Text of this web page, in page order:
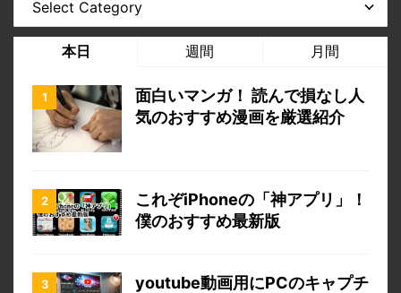
本日 週間 月間
面白いマンガ！ 読んで損なし人
気のおすすめ漫画を厳選紹介
これぞiPhoneの「神アプリ」！
僕のおすすめ最新版
youtube動画用にPCのキャプチ